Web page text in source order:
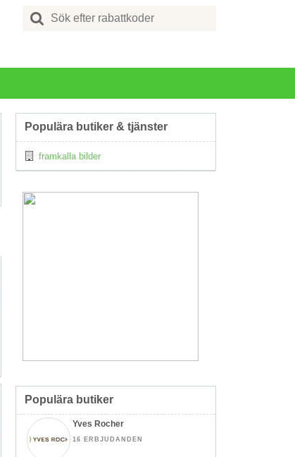
Search
for:
Populära butiker & tjänster
framkalla bilder
Populära butiker
Yves Rocher
16 ERBJUDANDEN